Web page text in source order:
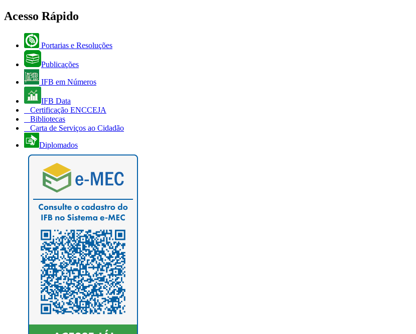
Acesso Rápido
Portarias e Resoluções
Publicações
IFB em Números
IFB Data
Certificação ENCCEJA
Bibliotecas
Carta de Serviços ao Cidadão
Diplomados